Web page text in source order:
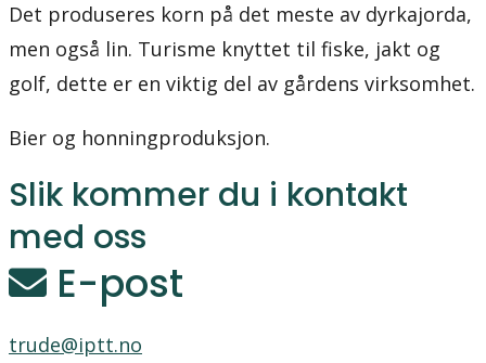
Det produseres korn på det meste av dyrkajorda,
men også lin. Turisme knyttet til fiske, jakt og
golf, dette er en viktig del av gårdens virksomhet.
Bier og honningproduksjon.
Slik kommer du i kontakt
med oss
E-post
trude@iptt.no